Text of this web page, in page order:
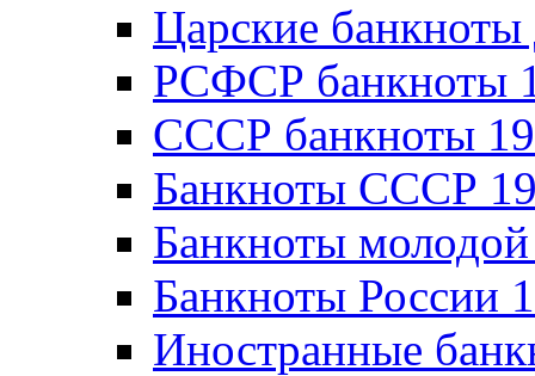
Царские банкноты
РСФСР банкноты
CССР банкноты
Банкноты CCCР
Банкноты
Банкноты России
Иностранные